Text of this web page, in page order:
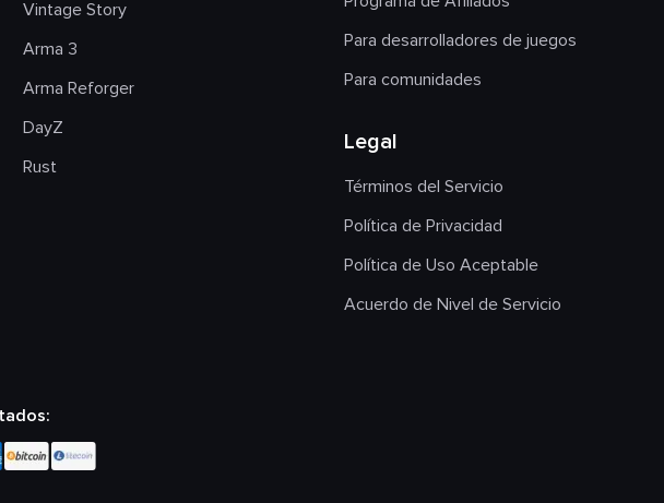
Vintage Story
Arma 3
Arma Reforger
DayZ
Rust
Para desarrolladores de juegos
Para comunidades
Legal
Términos del Servicio
Política de Privacidad
Política de Uso Aceptable
Acuerdo de Nivel de Servicio